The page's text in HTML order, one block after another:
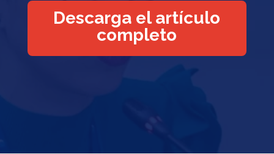
Descarga el artículo
completo